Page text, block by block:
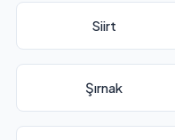
Siirt
Şırnak